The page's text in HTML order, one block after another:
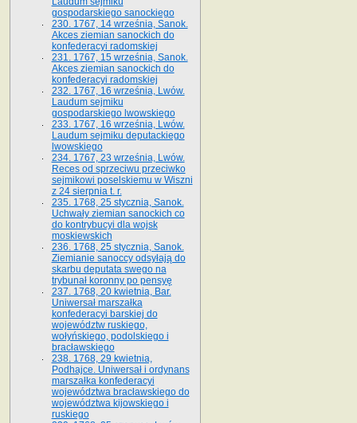
gospodarskiego sanockiego
230. 1767, 14 września, Sanok.
Akces ziemian sanockich do
konfederacyi radomskiej
231. 1767, 15 września, Sanok.
Akces ziemian sanockich do
konfederacyi radomskiej
232. 1767, 16 września, Lwów.
Laudum sejmiku
gospodarskiego lwowskiego
233. 1767, 16 września, Lwów.
Laudum sejmiku deputackiego
lwowskiego
234. 1767, 23 września, Lwów.
Reces od sprzeciwu przeciwko
sejmikowi poselskiemu w Wiszni
z 24 sierpnia t. r.
235. 1768, 25 stycznia, Sanok.
Uchwały ziemian sanockich co
do kontrybucyi dla wojsk
moskiewskich
236. 1768, 25 stycznia, Sanok.
Ziemianie sanoccy odsyłają do
skarbu deputata swego na
trybunał koronny po pensyę
237. 1768, 20 kwietnia, Bar.
Uniwersał marszałka
konfederacyi barskiej do
województw ruskiego,
wołyńskiego, podolskiego i
bracławskiego
238. 1768, 29 kwietnia,
Podhajce. Uniwersał i ordynans
marszałka konfederacyi
województwa bracławskiego do
wo­jewództwa kijowskiego i
ruskiego